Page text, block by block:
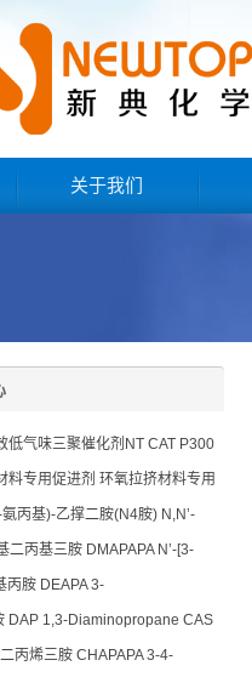
关于我们
低气味三聚催化剂NT CAT P300
料专用促进剂 环氧拉挤材料专用
EP 120
氨丙基)-乙撑二胺(N4胺) N,N’-
ethylenediamine CAS
26-5
二丙基三胺 DMAPAPA N’-[3-
1,3-
No10563-29-8
丙胺 DEAPA 3-
CAS No 104-
DAP 1,3-Diaminopropane CAS
2丙烯三胺 CHAPAPA 3-4-